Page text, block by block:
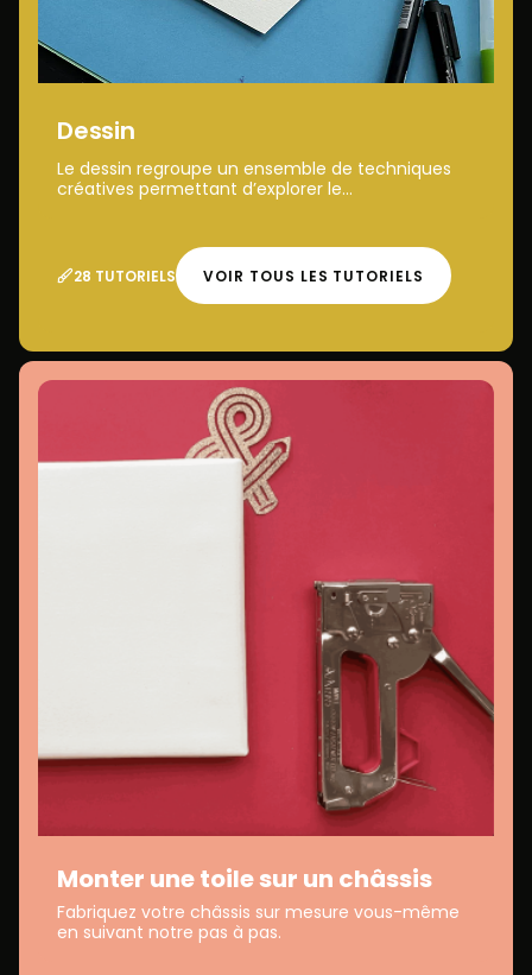
Dessin
Le dessin regroupe un ensemble de techniques
créatives permettant d’explorer le...
28 TUTORIELS VOIR TOUS LES TUTORIELS
Monter une toile sur un châssis
Fabriquez votre châssis sur mesure vous-même
en suivant notre pas à pas.